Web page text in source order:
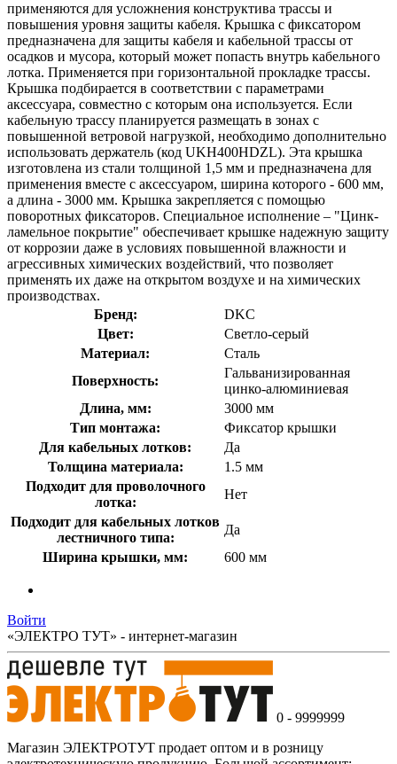
применяются для усложнения конструктива трассы и
повышения уровня защиты кабеля. Крышка с фиксатором
предназначена для защиты кабеля и кабельной трассы от
осадков и мусора, который может попасть внутрь кабельного
лотка. Применяется при горизонтальной прокладке трассы.
Крышка подбирается в соответствии с параметрами
аксессуара, совместно с которым она используется. Если
кабельную трассу планируется размещать в зонах с
повышенной ветровой нагрузкой, необходимо дополнительно
использовать держатель (код UKH400HDZL). Эта крышка
изготовлена из стали толщиной 1,5 мм и предназначена для
применения вместе с аксессуаром, ширина которого - 600 мм,
а длина - 3000 мм. Крышка закрепляется с помощью
поворотных фиксаторов. Специальное исполнение – "Цинк-
ламельное покрытие" обеспечивает крышке надежную защиту
от коррозии даже в условиях повышенной влажности и
агрессивных химических воздействий, что позволяет
применять их даже на открытом воздухе и на химических
производствах.
Бренд:
DKC
Цвет:
Светло-серый
Материал:
Сталь
Поверхность:
Гальванизированная
цинко-алюминиевая
Длина, мм:
3000 мм
Тип монтажа:
Фиксатор крышки
Для кабельных лотков:
Да
Толщина материала:
1.5 мм
Подходит для проволочного
лотка:
Нет
Подходит для кабельных лотков
лестничного типа:
Да
Ширина крышки, мм:
600 мм
Войти
«ЭЛЕКТРО ТУТ» - интернет-магазин
0 - 9999999
Магазин ЭЛЕКТРОТУТ продает оптом и в розницу